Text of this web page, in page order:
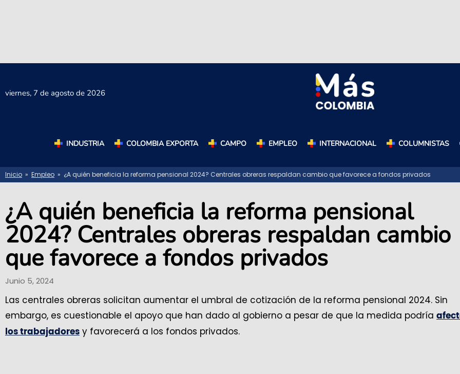
viernes, 7 de agosto de 2026
INDUSTRIA COLOMBIA EXPORTA CAMPO EMPLEO INTERNACIONAL COLUMNISTAS
Inicio » Empleo » ¿A quién beneficia la reforma pensional 2024? Centrales obreras respaldan cambio que favorece a fondos privados
¿A quién beneficia la reforma pensional
2024? Centrales obreras respaldan cambio
que favorece a fondos privados
Junio 5, 2024
Las centrales obreras solicitan aumentar el umbral de cotización de la reforma pensional 2024. Sin
embargo, es cuestionable el apoyo que han dado al gobierno a pesar de que la medida podría
los trabajadores y favorecerá a los fondos privados.